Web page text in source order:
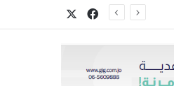
فيسبوك